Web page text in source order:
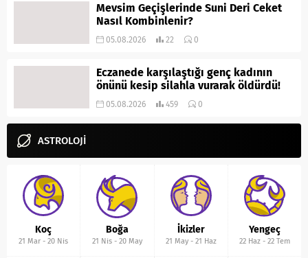
Mevsim Geçişlerinde Suni Deri Ceket
Nasıl Kombinlenir?
05.08.2026 22 0
Eczanede karşılaştığı genç kadının
önünü kesip silahla vurarak öldürdü!
05.08.2026 459 0
ASTROLOJİ
Koç
21 Mar -20 Nis
Boğa
21 Nis- 20 May
İkizler
21 May- 21 Haz
Yengeç
22 Haz- 22 Tem